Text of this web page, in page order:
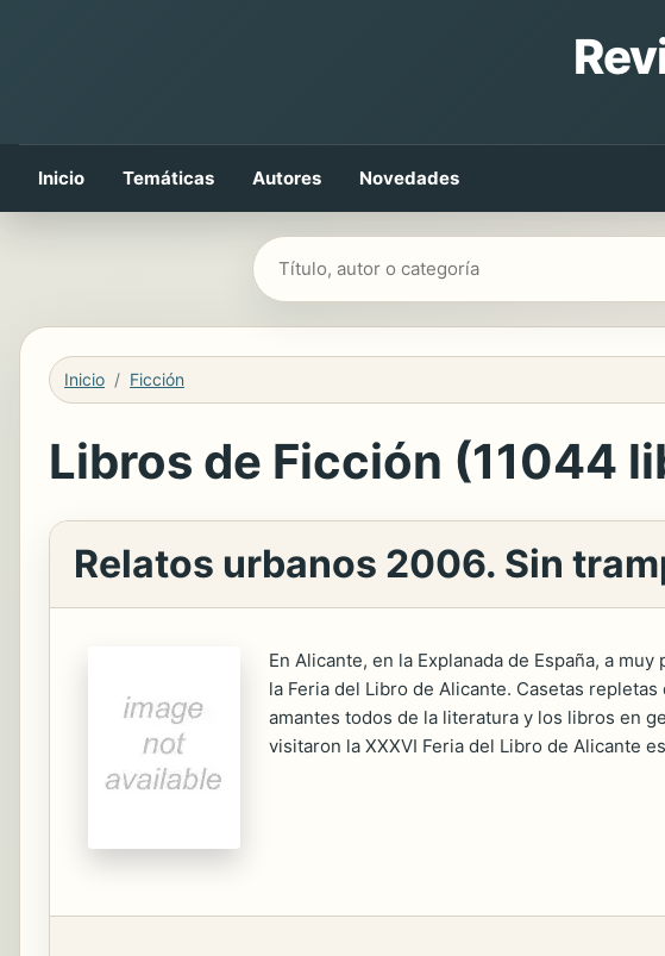
Inicio Temáticas Autores Novedades
Buscar libros
Inicio Ficción
Libros de Ficción (11044
Relatos urbanos 2006. Sin
En Alicante, en la Explanada de España, a
la Feria del Libro de Alicante. Casetas
amantes todos de la literatura y los libros en
visitaron la XXXVI Feria del Libro de Alicante